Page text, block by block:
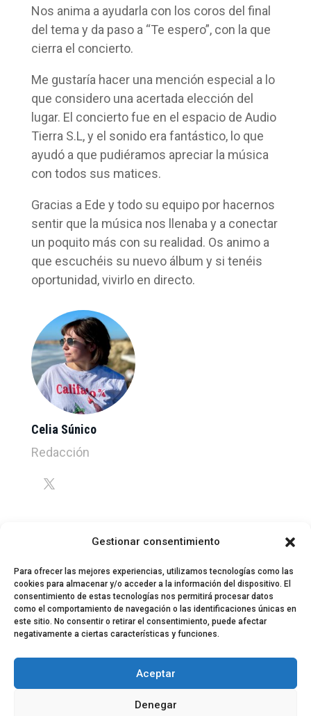
Gestionar consentimiento
Para ofrecer las mejores experiencias, utilizamos tecnologías como las
cookies para almacenar y/o acceder a la información del dispositivo. El
consentimiento de estas tecnologías nos permitirá procesar datos
como el comportamiento de navegación o las identificaciones únicas en
este sitio. No consentir o retirar el consentimiento, puede afectar
negativamente a ciertas características y funciones.
Aceptar
Denegar
Nos anima a ayudarla con los coros del final
del tema y da paso a “Te espero”, con la que
cierra el concierto.
Me gustaría hacer una mención especial a lo
que considero una acertada elección del
lugar. El concierto fue en el espacio de Audio
Tierra S.L, y el sonido era fantástico, lo que
ayudó a que pudiéramos apreciar la música
con todos sus matices.
Gracias a Ede y todo su equipo por hacernos
sentir que la música nos llenaba y a conectar
un poquito más con su realidad. Os animo a
que escuchéis su nuevo álbum y si tenéis
oportunidad, vivirlo en directo.
Celia Súnico
Redacción
Equipo EPDLT Contacto